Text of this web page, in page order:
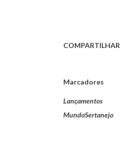
COMPARTILHAR
Marcadores
Lançamentos
MundoSertanejo